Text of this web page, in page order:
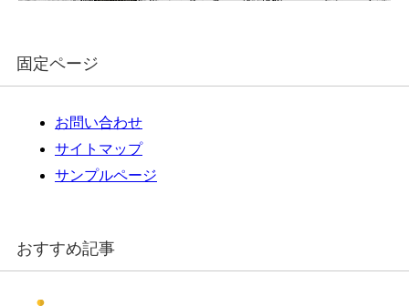
固定ページ
お問い合わせ
サイトマップ
サンプルページ
おすすめ記事